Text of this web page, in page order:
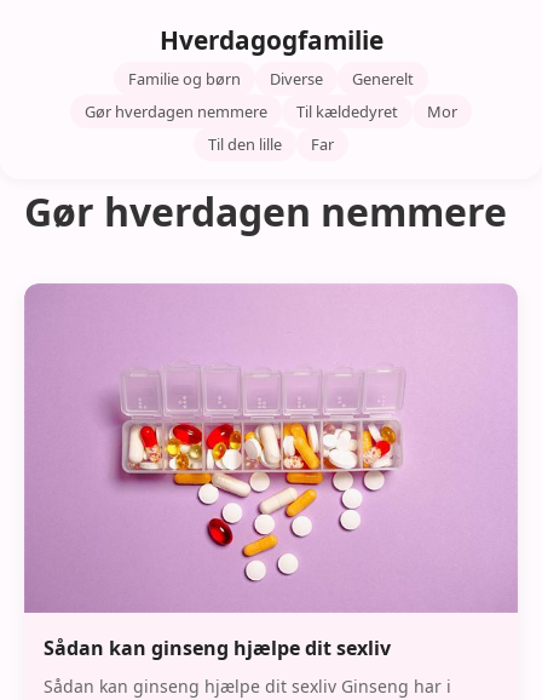
Hverdagogfamilie
Familie og børn Diverse
Generelt
Gør hverdagen nemmere
Til kældedyret
Mor
Til den lille
Far
Gør hverdagen nemmere
Sådan kan ginseng hjælpe dit sexliv
Sådan kan ginseng hjælpe dit sexliv Ginseng har i